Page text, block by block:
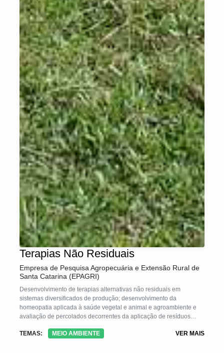
Terapias Não Residuais
Empresa de Pesquisa Agropecuária e Extensão Rural de
Santa Catarina (EPAGRI)
Desenvolvimento de terapias alternativas não residuais em
sistemas diversificados de produção; desenvolvimento da
homeopatia aplicada à saúde vegetal e animal e agroambiente e
avaliação de percolados decorrentes da aplicação de resíduos
TEMAS:
MEIO AMBIENTE VER MAIS